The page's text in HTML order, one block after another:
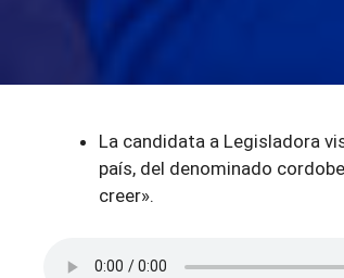
La candidata a Legisladora
país, del denominado
creer».